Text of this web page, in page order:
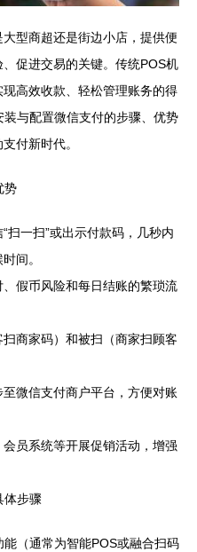
型商超还是街边小店，提供便
促进交易的关键。传统POS机
高效收款、轻松管理账务的得
与配置微信支付的步骤、优势
付新时代。
势
扫一扫”或出示付款码，几秒内
间。
假币风险和每日结账的繁琐流
扫商家码）和被扫（商家扫顾客
至微信支付商户平台，方便对账
会员系统等开展促销活动，增强
体步骤
能（通常为智能POS或融合扫码